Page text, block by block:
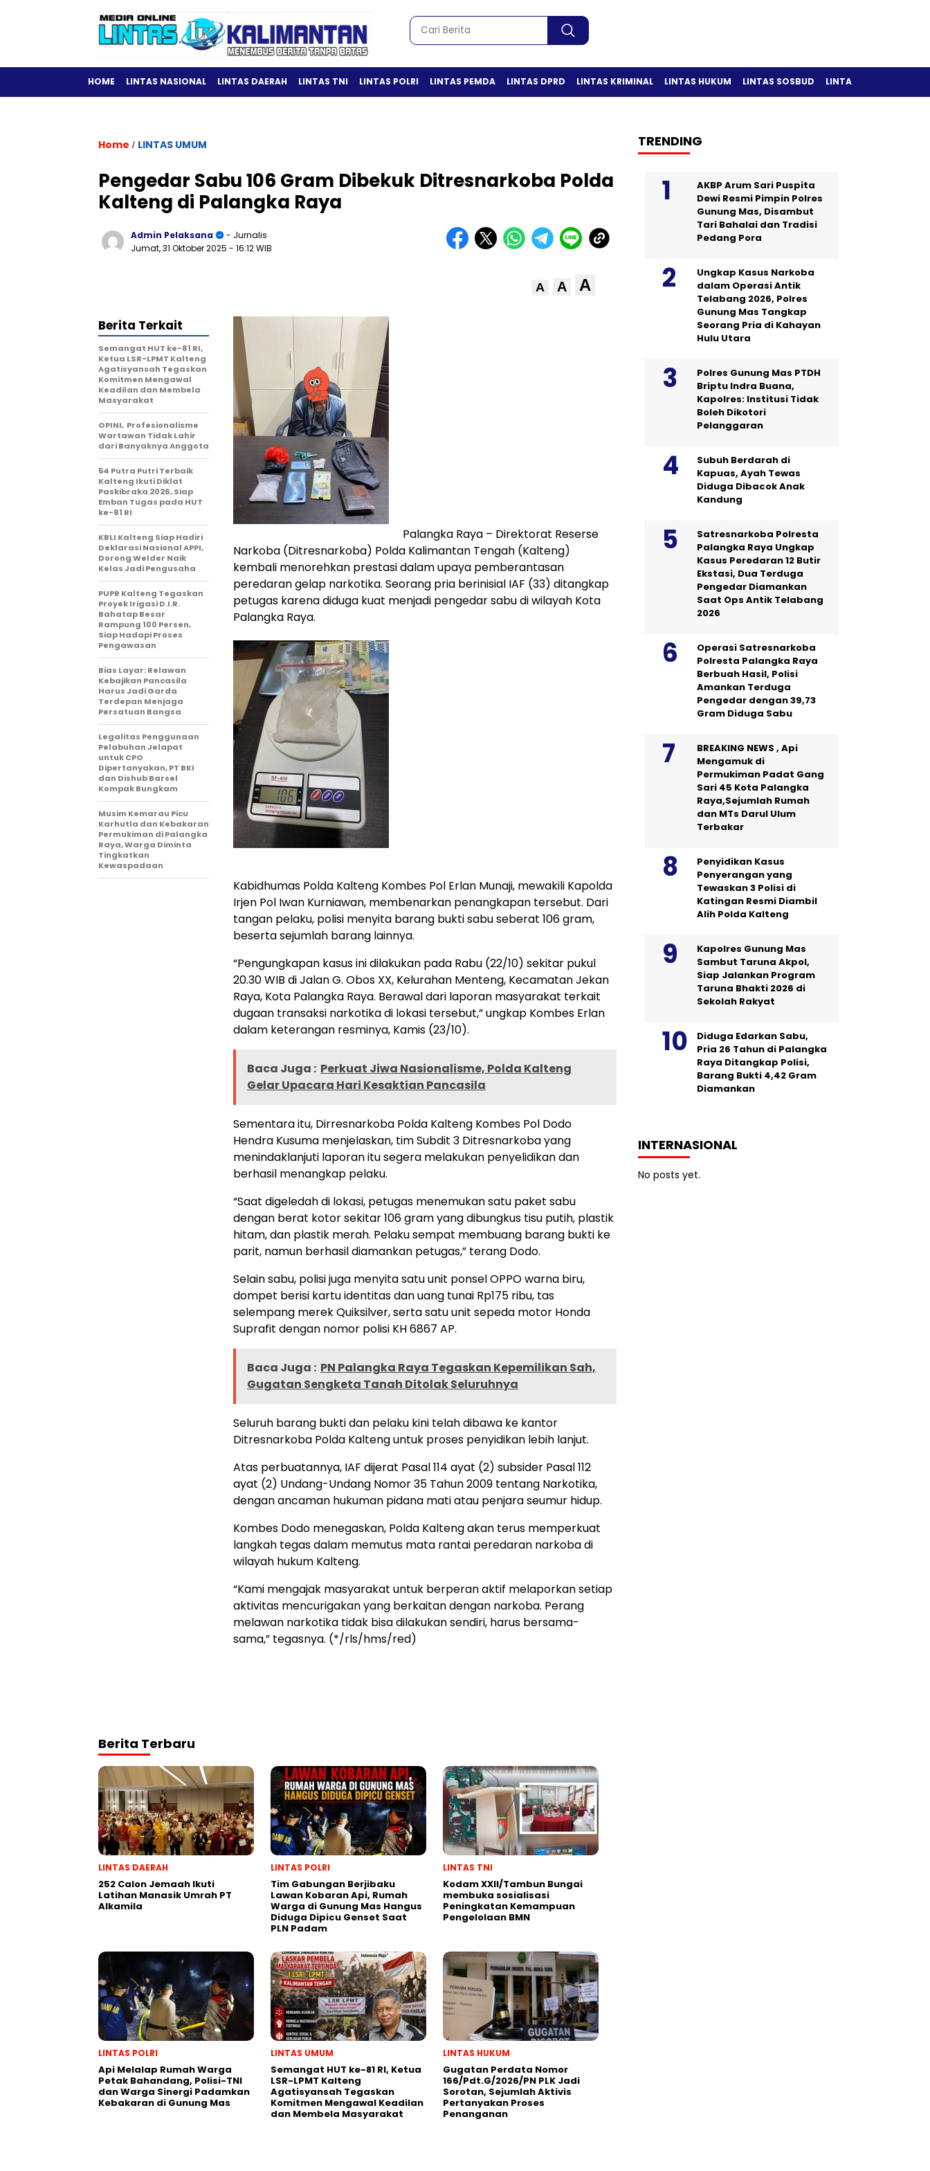
HOME LINTAS NASIONAL LINTAS DAERAH LINTAS TNI LINTAS POLRI LINTAS PEMDA LINTAS DPRD LINTAS KRIMINAL LINTAS HUKUM LINTAS SOSBUD LINTAS OLAH RAGA
Home / LINTAS UMUM
Pengedar Sabu 106 Gram Dibekuk Ditresnarkoba Polda
Kalteng di Palangka Raya
Admin Pelaksana
- Jurnalis
Jumat, 31 Oktober 2025 - 16:12 WIB
A A A
Palangka Raya – Direktorat Reserse
Narkoba (Ditresnarkoba) Polda Kalimantan Tengah (Kalteng)
kembali menorehkan prestasi dalam upaya pemberantasan
peredaran gelap narkotika. Seorang pria berinisial IAF (33) ditangkap
petugas karena diduga kuat menjadi pengedar sabu di wilayah Kota
Palangka Raya.
Kabidhumas Polda Kalteng Kombes Pol Erlan Munaji, mewakili Kapolda
Irjen Pol Iwan Kurniawan, membenarkan penangkapan tersebut. Dari
tangan pelaku, polisi menyita barang bukti sabu seberat 106 gram,
beserta sejumlah barang lainnya.
“Pengungkapan kasus ini dilakukan pada Rabu (22/10) sekitar pukul
20.30 WIB di Jalan G. Obos XX, Kelurahan Menteng, Kecamatan Jekan
Raya, Kota Palangka Raya. Berawal dari laporan masyarakat terkait
dugaan transaksi narkotika di lokasi tersebut,” ungkap Kombes Erlan
dalam keterangan resminya, Kamis (23/10).
Baca Juga : Perkuat Jiwa Nasionalisme, Polda Kalteng
Gelar Upacara Hari Kesaktian Pancasila
Sementara itu, Dirresnarkoba Polda Kalteng Kombes Pol Dodo
Hendra Kusuma menjelaskan, tim Subdit 3 Ditresnarkoba yang
menindaklanjuti laporan itu segera melakukan penyelidikan dan
berhasil menangkap pelaku.
“Saat digeledah di lokasi, petugas menemukan satu paket sabu
dengan berat kotor sekitar 106 gram yang dibungkus tisu putih, plastik
hitam, dan plastik merah. Pelaku sempat membuang barang bukti ke
parit, namun berhasil diamankan petugas,” terang Dodo.
Selain sabu, polisi juga menyita satu unit ponsel OPPO warna biru,
dompet berisi kartu identitas dan uang tunai Rp175 ribu, tas
selempang merek Quiksilver, serta satu unit sepeda motor Honda
Suprafit dengan nomor polisi KH 6867 AP.
Baca Juga : PN Palangka Raya Tegaskan Kepemilikan Sah,
Gugatan Sengketa Tanah Ditolak Seluruhnya
Seluruh barang bukti dan pelaku kini telah dibawa ke kantor
Ditresnarkoba Polda Kalteng untuk proses penyidikan lebih lanjut.
Atas perbuatannya, IAF dijerat Pasal 114 ayat (2) subsider Pasal 112
ayat (2) Undang-Undang Nomor 35 Tahun 2009 tentang Narkotika,
dengan ancaman hukuman pidana mati atau penjara seumur hidup.
Kombes Dodo menegaskan, Polda Kalteng akan terus memperkuat
langkah tegas dalam memutus mata rantai peredaran narkoba di
wilayah hukum Kalteng.
“Kami mengajak masyarakat untuk berperan aktif melaporkan setiap
aktivitas mencurigakan yang berkaitan dengan narkoba. Perang
melawan narkotika tidak bisa dilakukan sendiri, harus bersama-
sama,” tegasnya. (*/rls/hms/red)
Berita Terkait
Semangat HUT ke-81 RI,
Ketua LSR-LPMT Kalteng
Agatisyansah Tegaskan
Komitmen Mengawal
Keadilan dan Membela
Masyarakat
OPINI, Profesionalisme
Wartawan Tidak Lahir
dari Banyaknya Anggota
54 Putra Putri Terbaik
Kalteng Ikuti Diklat
Paskibraka 2026, Siap
Emban Tugas pada HUT
ke-81 RI
KBLI Kalteng Siap Hadiri
Deklarasi Nasional APPI,
Dorong Welder Naik
Kelas Jadi Pengusaha
PUPR Kalteng Tegaskan
Proyek Irigasi D.I.R.
Bahatap Besar
Rampung 100 Persen,
Siap Hadapi Proses
Pengawasan
Bias Layar: Relawan
Kebajikan Pancasila
Harus Jadi Garda
Terdepan Menjaga
Persatuan Bangsa
Legalitas Penggunaan
Pelabuhan Jelapat
untuk CPO
Dipertanyakan, PT BKI
dan Dishub Barsel
Kompak Bungkam
Musim Kemarau Picu
Karhutla dan Kebakaran
Permukiman di Palangka
Raya, Warga Diminta
Tingkatkan
Kewaspadaan
Berita Terbaru
LINTAS DAERAH
252 Calon Jemaah Ikuti
Latihan Manasik Umrah PT
Alkamila
LINTAS POLRI
Tim Gabungan Berjibaku
Lawan Kobaran Api, Rumah
Warga di Gunung Mas Hangus
Diduga Dipicu Genset Saat
PLN Padam
LINTAS TNI
Kodam XXII/Tambun Bungai
membuka sosialisasi
Peningkatan Kemampuan
Pengelolaan BMN
LINTAS POLRI
Api Melalap Rumah Warga
Petak Bahandang, Polisi-TNI
dan Warga Sinergi Padamkan
Kebakaran di Gunung Mas
LINTAS UMUM
Semangat HUT ke-81 RI, Ketua
LSR-LPMT Kalteng
Agatisyansah Tegaskan
Komitmen Mengawal Keadilan
dan Membela Masyarakat
LINTAS HUKUM
Gugatan Perdata Nomor
166/Pdt.G/2026/PN PLK Jadi
Sorotan, Sejumlah Aktivis
Pertanyakan Proses
Penanganan
TRENDING
AKBP Arum Sari Puspita
Dewi Resmi Pimpin Polres
Gunung Mas, Disambut
Tari Bahalai dan Tradisi
Pedang Pora
Ungkap Kasus Narkoba
dalam Operasi Antik
Telabang 2026, Polres
Gunung Mas Tangkap
Seorang Pria di Kahayan
Hulu Utara
Polres Gunung Mas PTDH
Briptu Indra Buana,
Kapolres: Institusi Tidak
Boleh Dikotori
Pelanggaran
Subuh Berdarah di
Kapuas, Ayah Tewas
Diduga Dibacok Anak
Kandung
Satresnarkoba Polresta
Palangka Raya Ungkap
Kasus Peredaran 12 Butir
Ekstasi, Dua Terduga
Pengedar Diamankan
Saat Ops Antik Telabang
2026
Operasi Satresnarkoba
Polresta Palangka Raya
Berbuah Hasil, Polisi
Amankan Terduga
Pengedar dengan 39,73
Gram Diduga Sabu
BREAKING NEWS , Api
Mengamuk di
Permukiman Padat Gang
Sari 45 Kota Palangka
Raya,Sejumlah Rumah
dan MTs Darul Ulum
Terbakar
Penyidikan Kasus
Penyerangan yang
Tewaskan 3 Polisi di
Katingan Resmi Diambil
Alih Polda Kalteng
Kapolres Gunung Mas
Sambut Taruna Akpol,
Siap Jalankan Program
Taruna Bhakti 2026 di
Sekolah Rakyat
Diduga Edarkan Sabu,
Pria 26 Tahun di Palangka
Raya Ditangkap Polisi,
Barang Bukti 4,42 Gram
Diamankan
INTERNASIONAL
No posts yet.